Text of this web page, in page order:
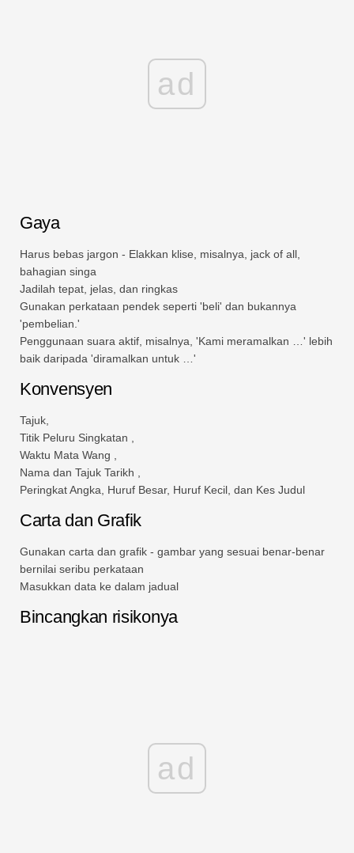
ad
Gaya
Harus bebas jargon - Elakkan klise, misalnya, jack of all,
bahagian singa
Jadilah tepat, jelas, dan ringkas
Gunakan perkataan pendek seperti 'beli' dan bukannya
'pembelian.'
Penggunaan suara aktif, misalnya, 'Kami meramalkan …' lebih
baik daripada 'diramalkan untuk …'
Konvensyen
Tajuk,
Titik Peluru Singkatan ,
Waktu Mata Wang ,
Nama dan Tajuk Tarikh ,
Peringkat Angka, Huruf Besar, Huruf Kecil, dan Kes Judul
Carta dan Grafik
Gunakan carta dan grafik - gambar yang sesuai benar-benar
bernilai seribu perkataan
Masukkan data ke dalam jadual
Bincangkan risikonya
ad